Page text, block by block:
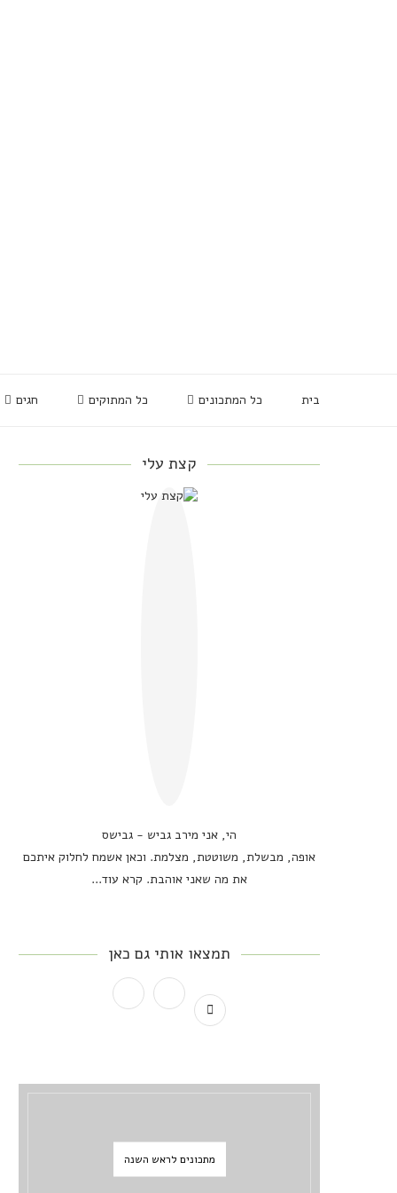
בית כל המתכונים כל המתוקים חגים
קצת עלי
הי, אני מירב גביש - גבישס
אופה, מבשלת, משוטטת, מצלמת. וכאן אשמח לחלוק איתכם
את מה שאני אוהבת. קרא עוד...
תמצאו אותי גם כאן
מתכונים לראש השנה